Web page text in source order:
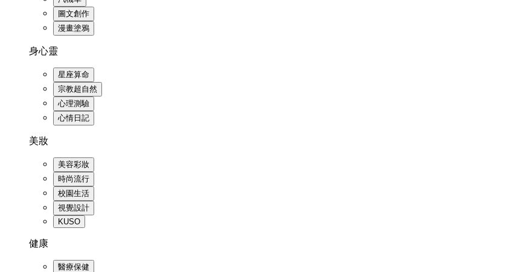
圖文創作
漫畫塗鴉
身心靈
星座算命
宗教超自然
心理測驗
心情日記
美妝
美容彩妝
時尚流行
校園生活
視覺設計
KUSO
健康
醫療保健